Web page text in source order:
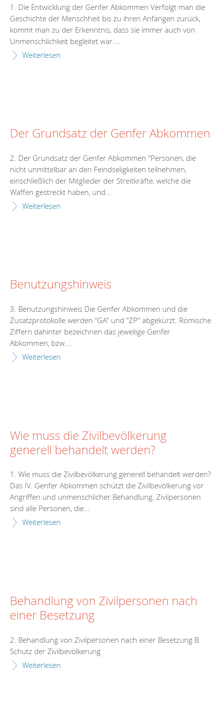
1. Die Entwicklung der Genfer Abkommen Verfolgt man die
Geschichte der Menschheit bis zu ihren Anfängen zurück,
kommt man zu der Erkenntnis, dass sie immer auch von
Unmenschlichkeit begleitet war....
Weiterlesen
Der Grundsatz der Genfer Abkommen
2. Der Grundsatz der Genfer Abkommen "Personen, die
nicht unmittelbar an den Feindseligkeiten teilnehmen,
einschließlich der Mitglieder der Streitkräfte, welche die
Waffen gestreckt haben, und...
Weiterlesen
Benutzungshinweis
3. Benutzungshinweis Die Genfer Abkommen und die
Zusatzprotokolle werden "GA" und "ZP" abgekürzt. Römische
Ziffern dahinter bezeichnen das jeweilige Genfer
Abkommen, bzw....
Weiterlesen
Wie muss die Zivilbevölkerung
generell behandelt werden?
1. Wie muss die Zivilbevölkerung generell behandelt werden?
Das IV. Genfer Abkommen schützt die Zivilbevölkerung vor
Angriffen und unmenschlicher Behandlung. Zivilpersonen
sind alle Personen, die...
Weiterlesen
Behandlung von Zivilpersonen nach
einer Besetzung
2. Behandlung von Zivilpersonen nach einer Besetzung B.
Schutz der Zivilbevölkerung
Weiterlesen